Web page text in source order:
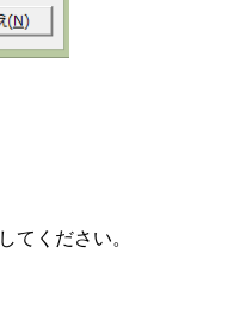
してください。